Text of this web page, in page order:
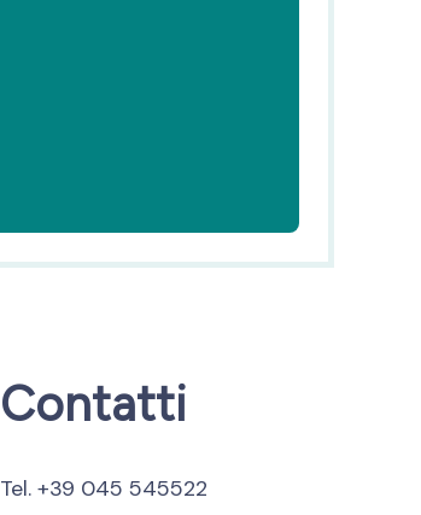
Contatti
Tel. +39 045 545522